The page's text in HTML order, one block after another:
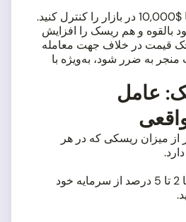
بالقوه و هم ریسک را افزایش
قیمت در خلاف جهت معامله
به ضرر شود، به‌ویژه با
عامل
از میزان ریسکی که در هر
در هر معامله تنها 2 تا 5 درصد از سرمایه خود